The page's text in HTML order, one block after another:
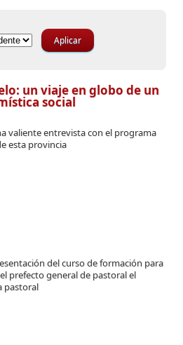
un viaje en globo de un
social
valiente entrevista con el programa
esta provincia
del curso de formación para
prefecto general de pastoral el
pastoral